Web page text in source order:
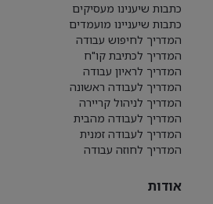
כתבות שיענינו מעסיקים
כתבות שיעניינו מועמדים
המדריך לחיפוש עבודה
המדריך לכתיבת קו"ח
המדריך לראיון עבודה
המדריך לעבודה ראשונה
המדריך לניהול קריירה
המדריך לעבודה מהבית
המדריך לעבודה זמנית
המדריך לחוזה עבודה
אודות